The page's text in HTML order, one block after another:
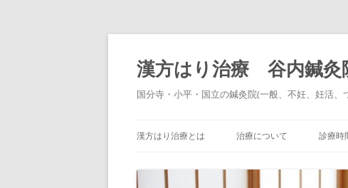
コ
テ
ン
ツ
へ
ス
漢方はり治療 谷内鍼灸
国分寺・小平・国立の鍼灸院(一般、不妊、妊活
漢方はり治療とは 治療について 診療時